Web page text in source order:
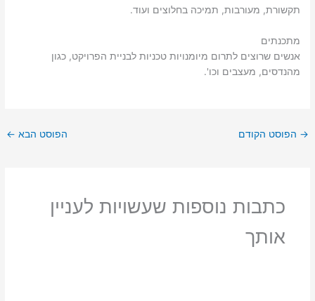
תקשורת, מעורבות, תמיכה בחלוצים ועוד.
מתכנתים
אנשים שרוצים לתרום מיומנויות טכניות לבניית הפרויקט, כגון
מהנדסים, מעצבים וכו'.
→ הפוסט הקודם הפוסט הבא ←
כתבות נוספות שעשויות לעניין
אותך